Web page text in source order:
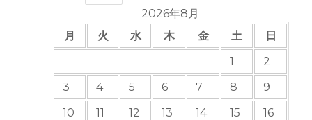
2026年8月
月
火 水 木 金 土
日
1
2
3
4 5 6 7 8
9
10
11 12 13 14 15
16